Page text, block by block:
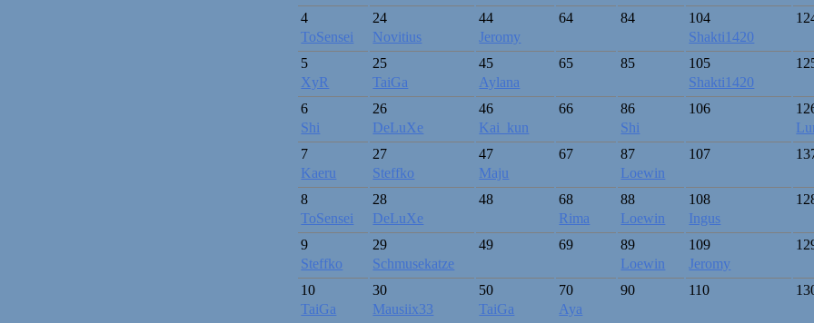
4
ToSensei
24
Novitius
44
Jeromy
64 84
104
Shakti1420
5
XyR
25
TaiGa
45
Aylana
65 85
105
Shakti1420
6
Shi
26
DeLuXe
46
Kai_kun
66
86
Shi
106
7
Kaeru
27
Steffko
47
Maju
67
87
Loewin
107
8
ToSensei
28
DeLuXe
48
68
Rima
88
Loewin
108
Ingus
9
Steffko
29
Schmusekatze
49 69
89
Loewin
109
Jeromy
10
TaiGa
30
Mausiix33
50
TaiGa
70
Aya
90 110